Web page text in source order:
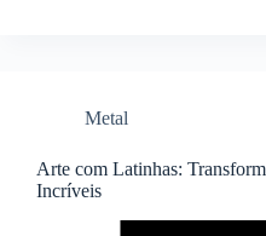
Metal
Arte com Latinhas:
Incríveis